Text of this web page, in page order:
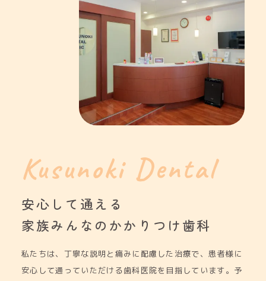
Kusunoki Dental
安心して通える
家族みんなの かかりつけ歯科
私たちは、丁寧な説明と痛みに配慮した治療で、患者様に
安心して通っていただける歯科医院を目指しています。予